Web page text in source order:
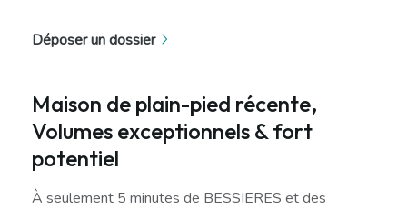
Déposer un dossier
Maison de plain-pied récente,
Volumes exceptionnels & fort
potentiel
À seulement 5 minutes de BESSIERES et des